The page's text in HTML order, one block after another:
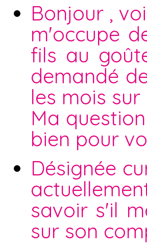
Bonjour ,
m'occupe
fils au
demandé
les mois
Ma
bien pour
Désignée
savoir s'il
sur son